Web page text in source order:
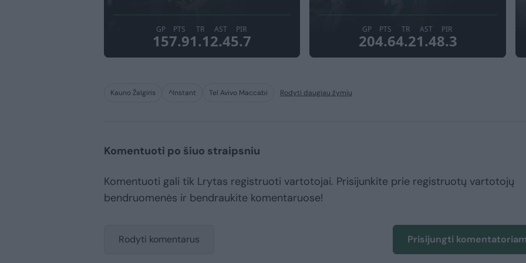
Kauno Žalgiris ^Instant Tel Avivo Maccabi Rodyti daugiau žymių
Komentuoti po šiuo straipsniu
Komentuoti gali tik Lrytas registruoti vartotojai. Prisijunkite prie registruotų vartotojų
bendruomenės ir bendraukite komentaruose!
Rodyti komentarus Prisijungti